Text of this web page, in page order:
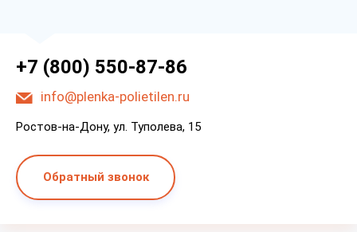
+7 (800) 550-87-86
info@plenka-polietilen.ru
Ростов-на-Дону, ул. Туполева, 15
Обратный звонок